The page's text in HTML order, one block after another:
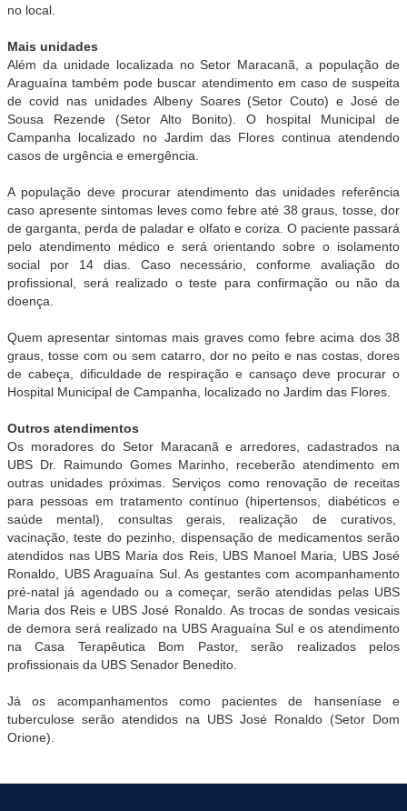
no local.
Mais unidades
Além da unidade localizada no Setor Maracanã, a população de
Araguaína também pode buscar atendimento em caso de suspeita
de covid nas unidades Albeny Soares (Setor Couto) e José de
Sousa Rezende (Setor Alto Bonito). O hospital Municipal de
Campanha localizado no Jardim das Flores continua atendendo
casos de urgência e emergência.
A população deve procurar atendimento das unidades referência
caso apresente sintomas leves como febre até 38 graus, tosse, dor
de garganta, perda de paladar e olfato e coriza. O paciente passará
pelo atendimento médico e será orientando sobre o isolamento
social por 14 dias. Caso necessário, conforme avaliação do
profissional, será realizado o teste para confirmação ou não da
doença.
Quem apresentar sintomas mais graves como febre acima dos 38
graus, tosse com ou sem catarro, dor no peito e nas costas, dores
de cabeça, dificuldade de respiração e cansaço deve procurar o
Hospital Municipal de Campanha, localizado no Jardim das Flores.
Outros atendimentos
Os moradores do Setor Maracanã e arredores, cadastrados na
UBS Dr. Raimundo Gomes Marinho, receberão atendimento em
outras unidades próximas. Serviços como renovação de receitas
para pessoas em tratamento contínuo (hipertensos, diabéticos e
saúde mental), consultas gerais, realização de curativos,
vacinação, teste do pezinho, dispensação de medicamentos serão
atendidos nas UBS Maria dos Reis, UBS Manoel Maria, UBS José
Ronaldo, UBS Araguaína Sul. As gestantes com acompanhamento
pré-natal já agendado ou a começar, serão atendidas pelas UBS
Maria dos Reis e UBS José Ronaldo. As trocas de sondas vesicais
de demora será realizado na UBS Araguaína Sul e os atendimento
na Casa Terapêutica Bom Pastor, serão realizados pelos
profissionais da UBS Senador Benedito.
Já os acompanhamentos como pacientes de hanseníase e
tuberculose serão atendidos na UBS José Ronaldo (Setor Dom
Orione).